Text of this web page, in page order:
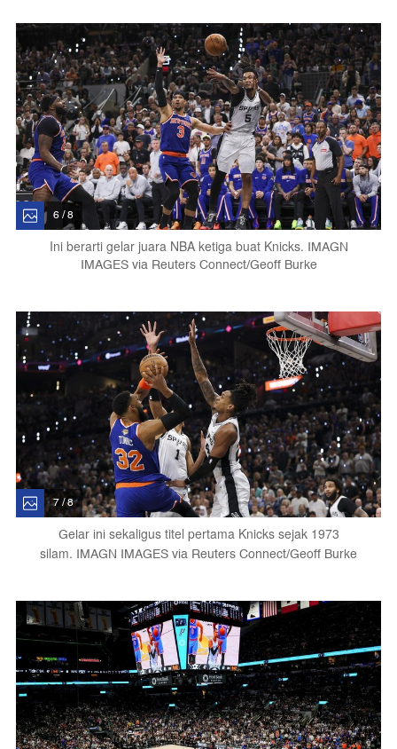
6 / 8
Ini berarti gelar juara NBA ketiga buat Knicks. IMAGN
IMAGES via Reuters Connect/Geoff Burke
7 / 8
Gelar ini sekaligus titel pertama Knicks sejak 1973
silam. IMAGN IMAGES via Reuters Connect/Geoff Burke